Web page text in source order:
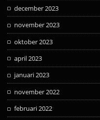
december 2023
november 2023
oktober 2023
april 2023
januari 2023
november 2022
februari 2022